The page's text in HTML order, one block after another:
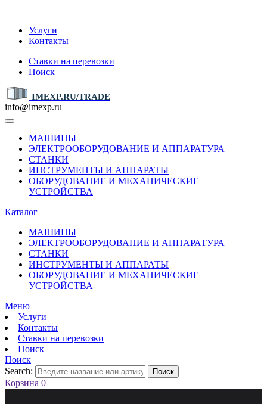
Услуги
Контакты
Ставки на перевозки
Поиск
IMEXP.RU/TRADE
info@imexp.ru
МАШИНЫ
ЭЛЕКТРООБОРУДОВАНИЕ И АППАРАТУРА
СТАНКИ
ИНСТРУМЕНТЫ И АППАРАТЫ
ОБОРУДОВАНИЕ И МЕХАНИЧЕСКИЕ
УСТРОЙСТВА
Каталог
МАШИНЫ
ЭЛЕКТРООБОРУДОВАНИЕ И АППАРАТУРА
СТАНКИ
ИНСТРУМЕНТЫ И АППАРАТЫ
ОБОРУДОВАНИЕ И МЕХАНИЧЕСКИЕ
УСТРОЙСТВА
Меню
Услуги
Контакты
Ставки на перевозки
Поиск
Поиск
Search:
Поиск
Корзина 0